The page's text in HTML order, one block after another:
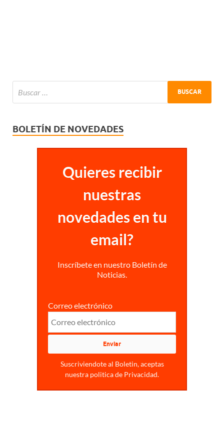
BOLETÍN DE NOVEDADES
Quieres recibir
nuestras
novedades en tu
email?
Inscríbete en nuestro Boletín de
Noticias.
Correo electrónico
Suscriviendote al Boletin, aceptas
nuestra politica de Privacidad.